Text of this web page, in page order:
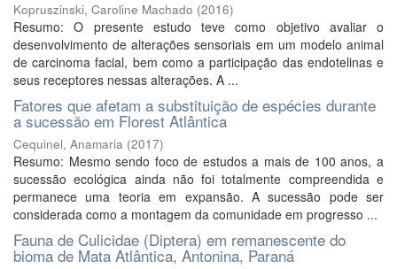
Kopruszinski, Caroline Machado (2016)
Resumo: O presente estudo teve como objetivo avaliar o
desenvolvimento de alterações sensoriais em um modelo animal
de carcinoma facial, bem como a participação das endotelinas e
seus receptores nessas alterações. A ...
Fatores que afetam a substituição de espécies durante
a sucessão em Florest Atlântica
Cequinel, Anamaria (2017)
Resumo: Mesmo sendo foco de estudos a mais de 100 anos, a
sucessão ecológica ainda não foi totalmente compreendida e
permanece uma teoria em expansão. A sucessão pode ser
considerada como a montagem da comunidade em progresso ...
Fauna de Culicidae (Diptera) em remanescente do
bioma de Mata Atlântica, Antonina, Paraná